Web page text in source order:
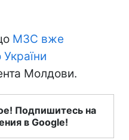
МЗС вже
України
Молдови.
Подпишитесь на
в Google!